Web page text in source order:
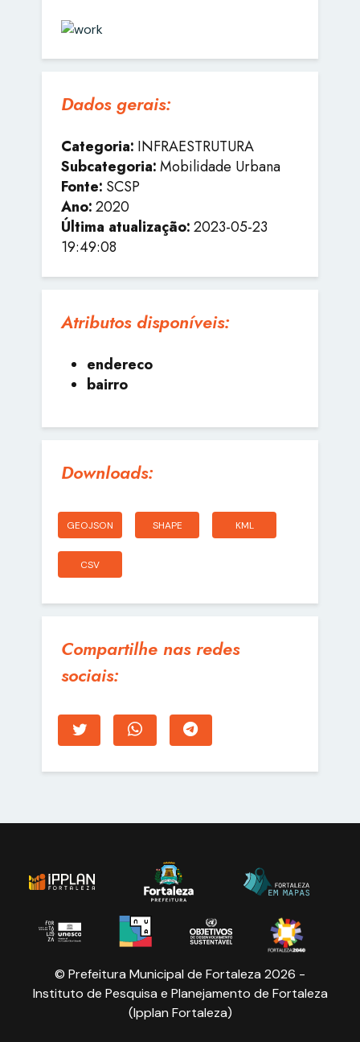
Dados gerais:
Categoria: INFRAESTRUTURA
Subcategoria:Mobilidade Urbana
Fonte: SCSP
Ano:2020
Última atualização:2023-05-23
19:49:08
Atributos disponíveis:
endereco
bairro
Downloads:
GEOJSON SHAPE KML
CSV
Compartilhe nas redes
sociais:
© Prefeitura Municipal de Fortaleza 2026 -
Instituto de Pesquisa e Planejamento de Fortaleza
(Ipplan Fortaleza)